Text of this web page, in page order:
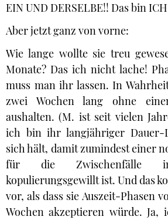
EIN UND DERSELBE!! Das bin
Aber jetzt ganz von vorne:
Wie lange wollte sie treu
Monate? Das ich nicht lache!
muss man ihr lassen. In
zwei Wochen lang ohne
aushalten. (M. ist seit vielen
ich bin ihr langjähriger Dauer-
sich hält, damit zumindest einer
für die Zwischenfälle
kopulierungsgewillt ist. Und das
vor, als dass sie Auszeit-Phasen
Wochen akzeptieren würde.